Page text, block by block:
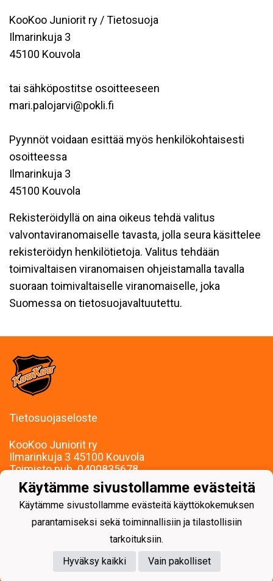
KooKoo Juniorit ry / Tietosuoja
Ilmarinkuja 3
45100 Kouvola
tai sähköpostitse osoitteeseen
mari.palojarvi@pokli.fi
Pyynnöt voidaan esittää myös henkilökohtaisesti
osoitteessa
Ilmarinkuja 3
45100 Kouvola
Rekisteröidyllä on aina oikeus tehdä valitus
valvontaviranomaiselle tavasta, jolla seura käsittelee
rekisteröidyn henkilötietoja. Valitus tehdään
toimivaltaisen viranomaisen ohjeistamalla tavalla
suoraan toimivaltaiselle viranomaiselle, joka
Suomessa on tietosuojavaltuutettu.
Tietosuojaseloste
KooKoo Juniorit ry
Ilmarinkuja 3 45100 Kouvola
Toimisto puh. 0400835678
mari.palojarvi@kookoojuniorit.fi
Toimisto palvelee:
Ma-To klo 9-15
Muina aikoina sopimuksen mukaan.
Käytämme sivustollamme evästeitä
Käytämme sivustollamme evästeitä käyttökokemuksen
parantamiseksi sekä toiminnallisiin ja tilastollisiin
tarkoituksiin.
Hyväksy kaikki
Vain pakolliset